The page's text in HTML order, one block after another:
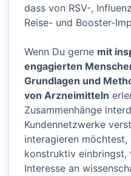
dass von RSV-,
Reise- und Booster-
Wenn Du gerne mit
engagierten
Grundlagen und
von Arzneimitteln
Zusammenhänge
Kundennetzwerke
interagieren
konstruktiv einbringst,
Interesse an